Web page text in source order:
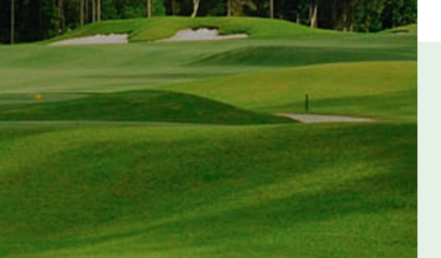
技術服務 SERVICE
pH值量表 PH SCALE
代理品牌 AGENCY BRAND
網站地圖 SITEMAP
Youtube